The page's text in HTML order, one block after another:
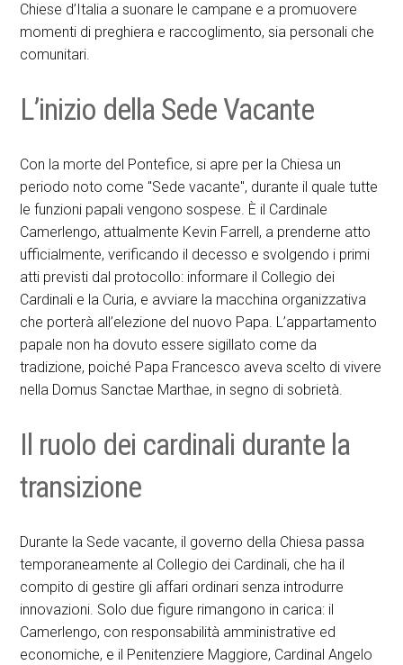
Chiese d’Italia a suonare le campane e a promuovere
momenti di preghiera e raccoglimento, sia personali che
comunitari.
L’inizio della Sede Vacante
Con la morte del Pontefice, si apre per la Chiesa un
periodo noto come "Sede vacante", durante il quale tutte
le funzioni papali vengono sospese. È il Cardinale
Camerlengo, attualmente Kevin Farrell, a prenderne atto
ufficialmente, verificando il decesso e svolgendo i primi
atti previsti dal protocollo: informare il Collegio dei
Cardinali e la Curia, e avviare la macchina organizzativa
che porterà all’elezione del nuovo Papa. L’appartamento
papale non ha dovuto essere sigillato come da
tradizione, poiché Papa Francesco aveva scelto di vivere
nella Domus Sanctae Marthae, in segno di sobrietà.
Il ruolo dei cardinali durante la
transizione
Durante la Sede vacante, il governo della Chiesa passa
temporaneamente al Collegio dei Cardinali, che ha il
compito di gestire gli affari ordinari senza introdurre
innovazioni. Solo due figure rimangono in carica: il
Camerlengo, con responsabilità amministrative ed
economiche, e il Penitenziere Maggiore, Cardinal Angelo